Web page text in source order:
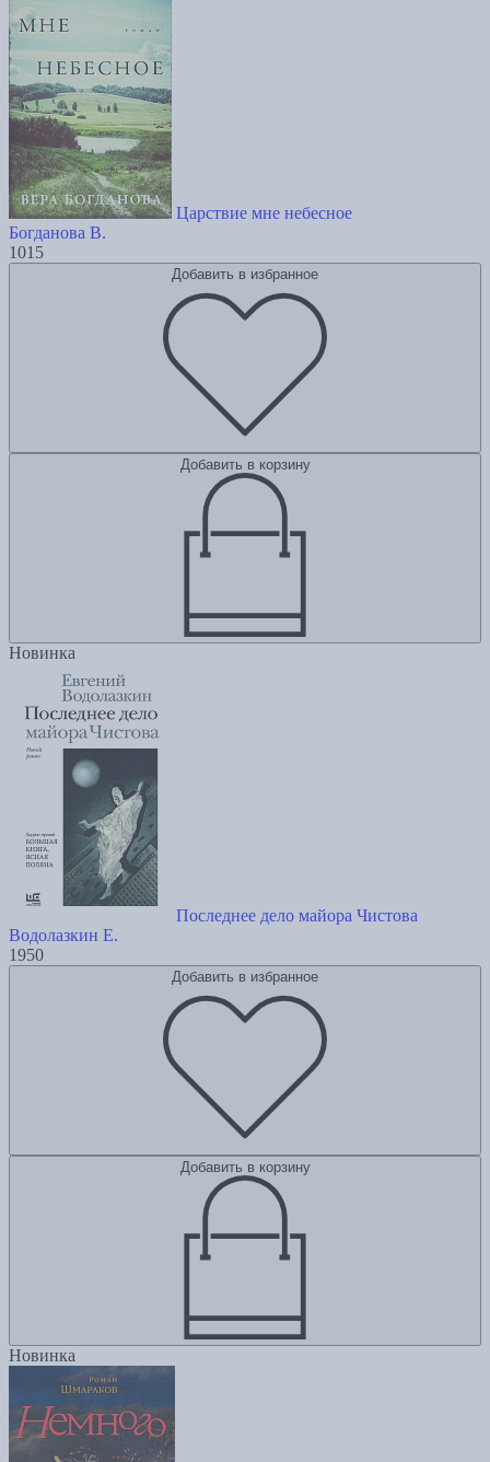
Царствие мне небесное
Богданова В.
1015
Добавить в избранное
Добавить в корзину
Новинка
Последнее дело майора Чистова
Водолазкин Е.
1950
Добавить в избранное
Добавить в корзину
Новинка